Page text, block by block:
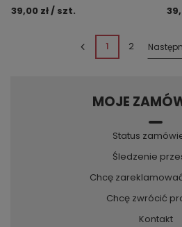
39,00 zł / szt.
1 2
MOJE
Status
Śledzenie
Chcę
Chcę zwrócić
Kontakt